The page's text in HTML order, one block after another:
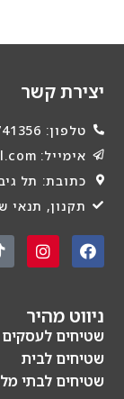
יצירת קשר
טלפון: 09-3741356
אימייל: israeli.carpetlogo@gmail.com
כתובת: תל גיבורים 5
תקנון, תנאי
ניווט מהיר
שטיחים לעסקים
שטיחים לבית
שטיחים לבתי